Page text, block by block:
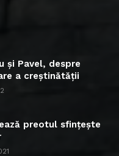
și Pavel, despre
a creștinătății
preotul sfințește